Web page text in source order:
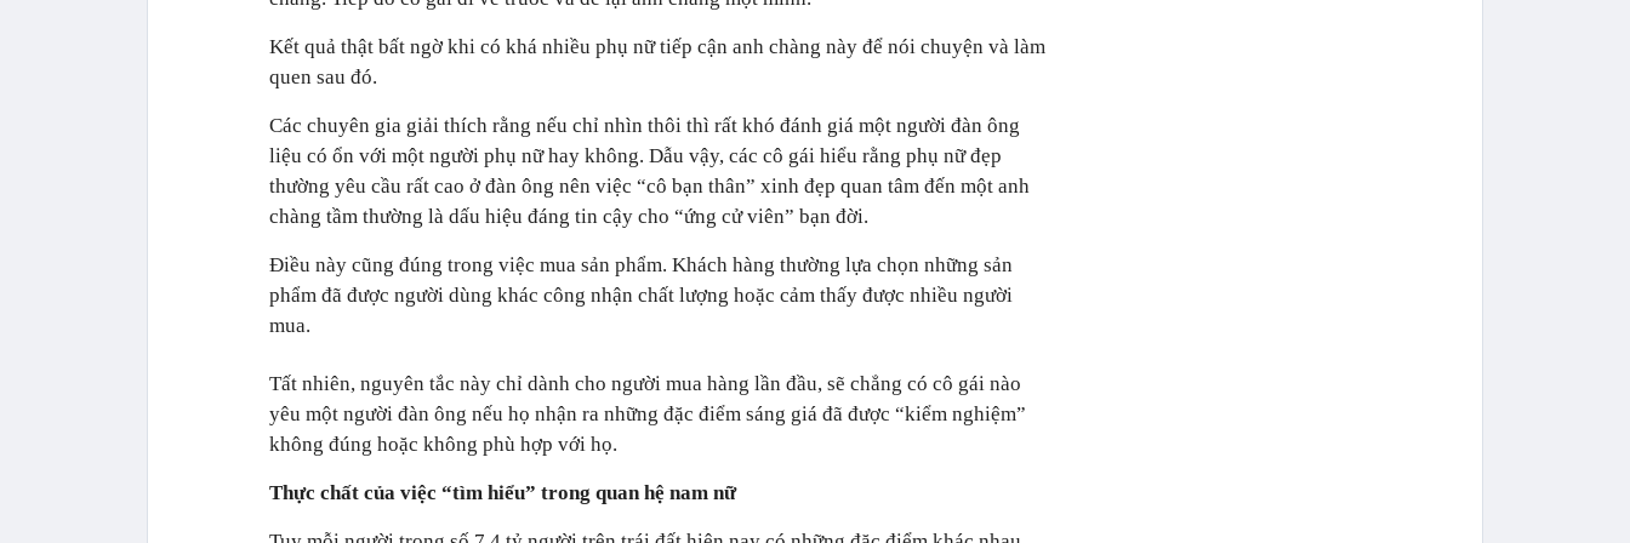
Kết quả thật bất ngờ khi có khá nhiều phụ nữ tiếp cận anh chàng này để nói chuyện và làm
quen sau đó.
Các chuyên gia giải thích rằng nếu chỉ nhìn thôi thì rất khó đánh giá một người đàn ông
liệu có ổn với một người phụ nữ hay không. Dẫu vậy, các cô gái hiểu rằng phụ nữ đẹp
thường yêu cầu rất cao ở đàn ông nên việc “cô bạn thân” xinh đẹp quan tâm đến một anh
chàng tầm thường là dấu hiệu đáng tin cậy cho “ứng cử viên” bạn đời.
Điều này cũng đúng trong việc mua sản phẩm. Khách hàng thường lựa chọn những sản
phẩm đã được người dùng khác công nhận chất lượng hoặc cảm thấy được nhiều người
mua.
Tất nhiên, nguyên tắc này chỉ dành cho người mua hàng lần đầu, sẽ chẳng có cô gái nào
yêu một người đàn ông nếu họ nhận ra những đặc điểm sáng giá đã được “kiểm nghiệm”
không đúng hoặc không phù hợp với họ.
Thực chất của việc “tìm hiểu” trong quan hệ nam nữ